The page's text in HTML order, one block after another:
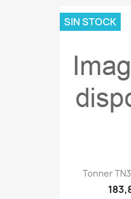
Tonner
SIN STOCK